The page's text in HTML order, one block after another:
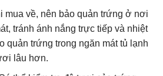
mua về, nên bảo quản trứng ở nơi
tránh ánh nắng trực tiếp và nhiệt
quản trứng trong ngăn mát tủ lạnh
lâu hơn.